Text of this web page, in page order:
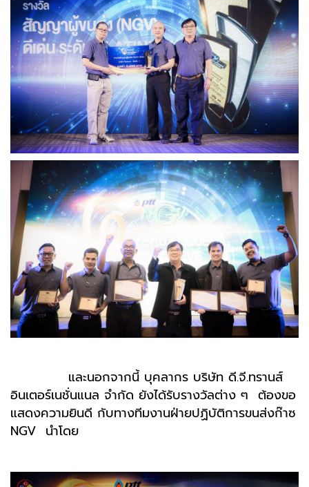
และนอกจากนี้ บุคลากร บริษัท ดี.จี.ทรานส์
อินเตอร์เนชั่นแนล จำกัด ยังได้รับรางวัลต่าง ๆ ต้องขอ
แสดงความยินดี กับทางทีมงานฝ่ายปฏิบัติการขนส่งก๊าซ
NGV นำโดย